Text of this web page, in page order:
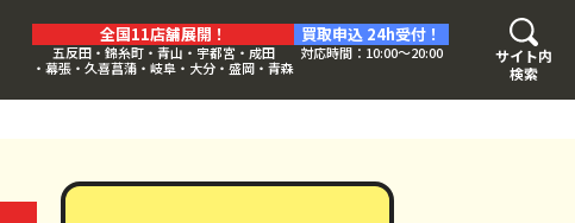
全国11店舗展開！
五反田・錦糸町・青山・宇都宮・成田
・幕張・久喜菖蒲・岐阜・大分・盛岡・青森
買取申込 24h受付！
対応時間：10:00〜20:00
サイト内
検索